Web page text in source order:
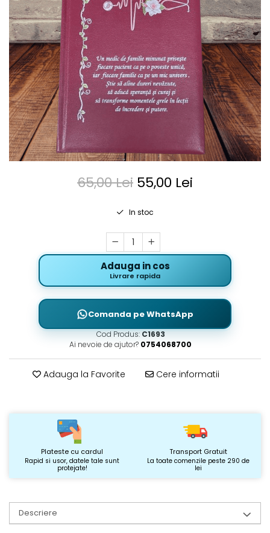
65,00 Lei 55,00 Lei
In stoc
Adauga in cos
Livrare rapida
Comanda pe WhatsApp
Cod Produs:C1693
Ai nevoie de ajutor? 0754068700
Adauga la Favorite Cere informatii
Plateste cu cardul
Rapid si usor, datele tale sunt
protejate!
Transport Gratuit
La toate comenzile peste 290 de
lei
Descriere